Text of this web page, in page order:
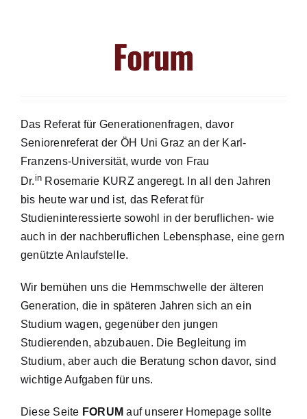
Forum
Das Referat für Generationenfragen, davor
Seniorenreferat der ÖH Uni Graz an der Karl-
Franzens-Universität, wurde von Frau
Dr.in Rosemarie KURZ angeregt. In all den Jahren
bis heute war und ist, das Referat für
Studieninteressierte sowohl in der beruflichen- wie
auch in der nachberuflichen Lebensphase, eine gern
genützte Anlaufstelle.
Wir bemühen uns die Hemmschwelle der älteren
Generation, die in späteren Jahren sich an ein
Studium wagen, gegenüber den jungen
Studierenden, abzubauen. Die Begleitung im
Studium, aber auch die Beratung schon davor, sind
wichtige Aufgaben für uns.
Diese Seite FORUM auf unserer Homepage sollte